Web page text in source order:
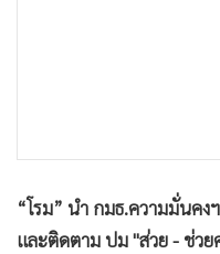
• กองทุนรวม
• Celeb Online
• Factcheck
“โรม” นำ กมธ.ความมั่นค
และติดตาม ปม "ส่วย - ช่วย